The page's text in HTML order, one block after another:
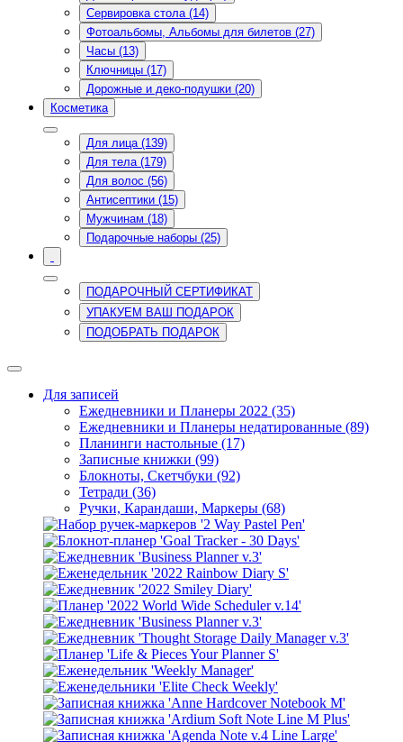
Сервировка стола (14)
Фотоальбомы, Альбомы для билетов (27)
Часы (13)
Ключницы (17)
Дорожные и деко-подушки (20)
Косметика
Для лица (139)
Для тела (179)
Для волос (56)
Антисептики (15)
Мужчинам (18)
Подарочные наборы (25)
ПОДАРОЧНЫЙ СЕРТИФИКАТ
УПАКУЕМ ВАШ ПОДАРОК
ПОДОБРАТЬ ПОДАРОК
Для записей
Ежедневники и Планеры 2022 (35)
Ежедневники и Планеры недатированные (89)
Планинги настольные (17)
Записные книжки (99)
Блокноты, Скетчбуки (92)
Тетради (36)
Ручки, Карандаши, Маркеры (68)